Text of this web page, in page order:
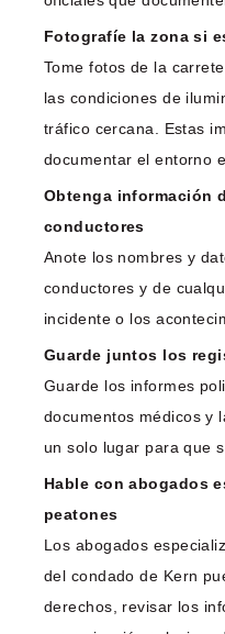
Fotografíe la zona si
Tome fotos de la
las condiciones de
tráfico cercana. Estas
documentar el entorno
Obtenga información
conductores
Anote los nombres y
conductores y de
incidente o los
Guarde juntos los
Guarde los informes
documentos médicos y
un solo lugar para que
Hable con abogados
peatones
Los abogados
del condado de Kern
derechos, revisar los